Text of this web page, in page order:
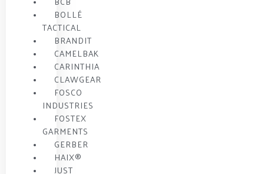
BOLLÉ
TACTICAL
BRANDIT
CAMELBAK
CARINTHIA
CLAWGEAR
FOSCO
INDUSTRIES
FOSTEX
GARMENTS
GERBER
HAIX®
JUST